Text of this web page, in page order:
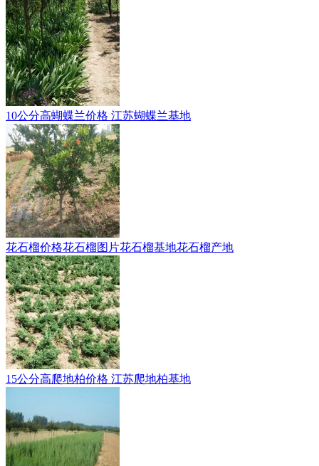
10公分高蝴蝶兰价格 江苏蝴蝶兰基地
花石榴价格花石榴图片花石榴基地花石榴产地
15公分高爬地柏价格 江苏爬地柏基地